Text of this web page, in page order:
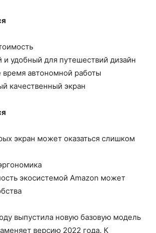
и удобный для путешествий дизайн
время автономной работы
качественный экран
экран может оказаться слишком
экосистемой Amazon может
выпустила новую базовую модель
версию 2022 года. К